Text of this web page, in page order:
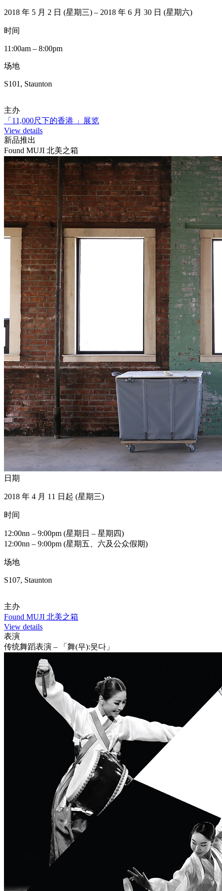
2018 年 5 月 2 日 (星期三) – 2018 年 6 月 30 日 (星期六)
时间
11:00am – 8:00pm
场地
S101, Staunton
主办
「11,000尺下的香港 」展览
View details
新品推出
Found MUJI 北美之箱
日期
2018 年 4 月 11 日起 (星期三)
时间
12:00nn – 9:00pm (星期日 – 星期四)
12:00nn – 9:00pm (星期五、六及公众假期)
场地
S107, Staunton
主办
Found MUJI 北美之箱
View details
表演
传统舞蹈表演 – 「舞(무):뭇다」